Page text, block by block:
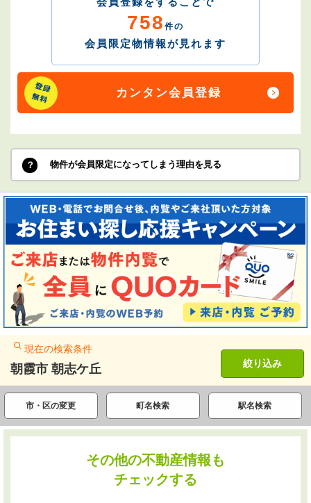
758 件の
会員限定物情報が見れます
カンタン会員登録
物件が会員限定になってしまう理由を見る
現在の検索条件
朝霞市 朝志ケ丘 絞り込み
市・区の変更 町名検索 駅名検索
その他の不動産情報も
チェックする